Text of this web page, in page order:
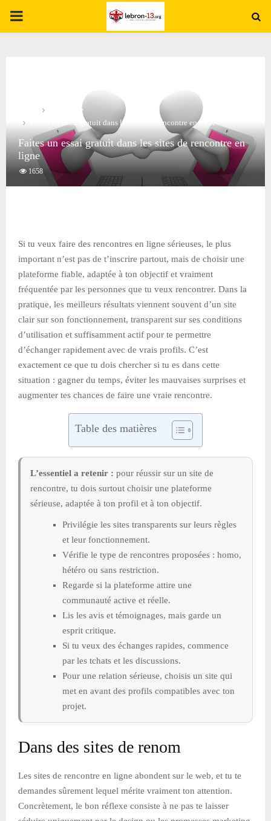
PRIMARY
Rencontre
Faites un essai gratuit dans les sites de rencontre en ligne
Faites un essai gratuit dans les sites de rencontre en
ligne
1658
Si tu veux faire des rencontres en ligne sérieuses, le plus
important n’est pas de t’inscrire partout, mais de choisir une
plateforme fiable, adaptée à ton objectif et vraiment
fréquentée par les personnes que tu veux rencontrer. Dans la
pratique, les meilleurs résultats viennent souvent d’un site
clair sur son fonctionnement, transparent sur ses conditions
d’utilisation et suffisamment actif pour te permettre
d’échanger rapidement avec de vrais profils. C’est
exactement ce que tu dois chercher si tu es dans cette
situation : gagner du temps, éviter les mauvaises surprises et
augmenter tes chances de faire une vraie rencontre.
Table des matières
L’essentiel a retenir : pour réussir sur un site de
rencontre, tu dois surtout choisir une plateforme
sérieuse, adaptée à ton profil et à ton objectif.
Privilégie les sites transparents sur leurs règles
et leur fonctionnement.
Vérifie le type de rencontres proposées : homo,
hétéro ou sans restriction.
Regarde si la plateforme attire une
communauté active et réelle.
Lis les avis et témoignages, mais garde un
esprit critique.
Si tu veux des échanges rapides, commence
par les tchats et les discussions.
Pour une relation sérieuse, choisis un site qui
met en avant des profils compatibles avec ton
projet.
Dans des sites de renom
Les sites de rencontre en ligne abondent sur le web, et tu te
demandes sûrement lequel mérite vraiment ton attention.
Concrètement, le bon réflexe consiste à ne pas te laisser